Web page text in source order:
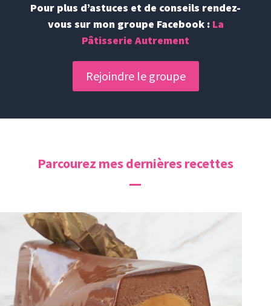
Pour plus d’astuces et de conseils rendez-
vous sur mon groupe Facebook : La
Pâtisserie Autrement
Rejoindre le groupe
Parcourez mes dernières recettes